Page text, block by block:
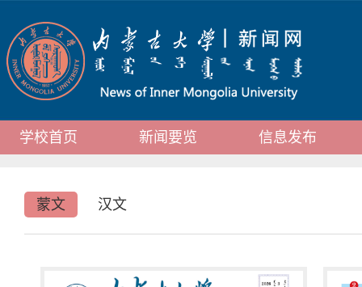
学校首页 新闻要览 信息发布
蒙文 汉文